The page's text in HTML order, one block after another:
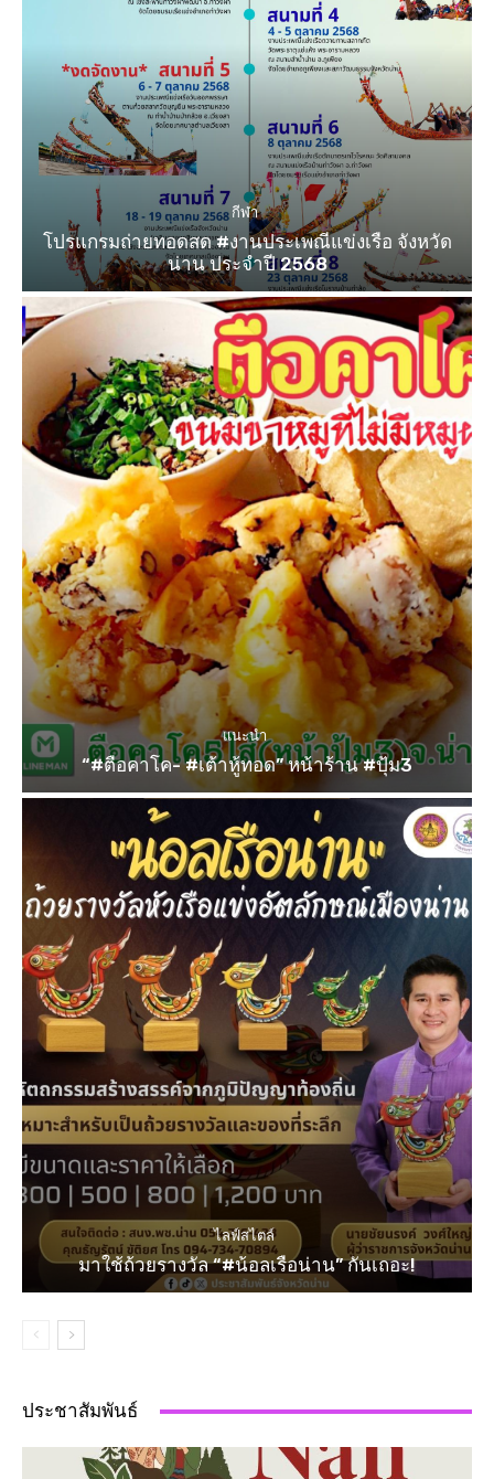
กีฬา
โปรแกรมถ่ายทอดสด #งานประเพณีแข่งเรือ จังหวัด
น่าน ประจำปี 2568
แนะนำ
“#ตือคาโค- #เต้าหู้ทอด” หน้าร้าน #ปุ้ม3
ไลฟ์สไตล์
มาใช้ถ้วยรางวัล “#น้อลเรือน่าน” กันเถอะ!
ประชาสัมพันธ์